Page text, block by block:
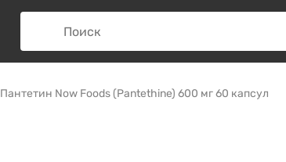
Пантетин Now Foods (Pantethine) 600 мг 60 капсул